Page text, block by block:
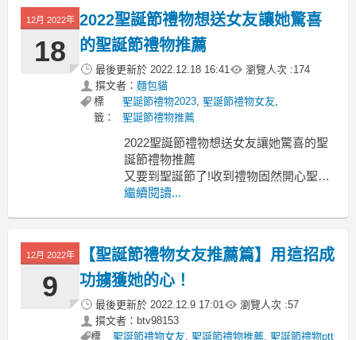
創意禮物 聖誕節惡搞禮物推薦 聖誕節惡
搞禮物2022 聖誕節惡搞禮物ptt, 聖誕節
惡搞禮物dcard
12月 2022年
18
2022聖誕節禮物想送女友讓她驚喜
的聖誕節禮物推薦
最後更新於 2022.12.18 16:41 瀏覽人次 :174
撰文者： 麵包貓
標
籤：
聖誕節禮物2023,聖誕節禮物女友,
聖誕節禮物推薦
2022聖誕節禮物想送女友讓她驚喜的聖
誕節禮物推薦
又要到聖誕節了!收到禮物固然開心聖誕
節禮物女友
禮物女友ptt 聖誕禮物太太 聖誕節禮物老
婆 聖誕節禮物推薦 女友生日禮物排行榜
2022聖誕節禮物
繼續閱讀...
12月 2022年
9
【聖誕節禮物女友推薦篇】用這招成
功擄獲她的心！
最後更新於 2022.12.9 17:01 瀏覽人次 :57
撰文者：btv98153
標
聖誕節禮物女友,聖誕節禮物推薦,聖誕節禮物ptt